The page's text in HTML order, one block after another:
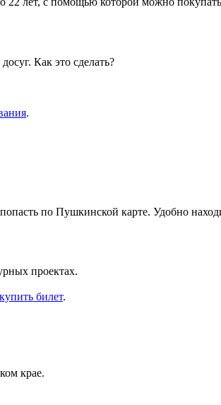
Как это сделать?
.
по Пушкинской карте. Удобно
проектах.
билет.
крае.